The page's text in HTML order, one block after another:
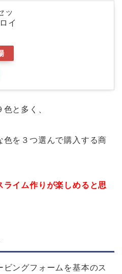
ッ
イ
と多く、
色を３つ選んで購入する商
イム作りが楽しめると思
ビングフォームを基本のス